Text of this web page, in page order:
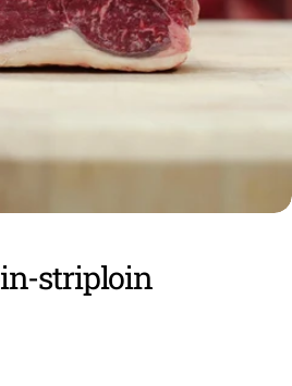
striploin